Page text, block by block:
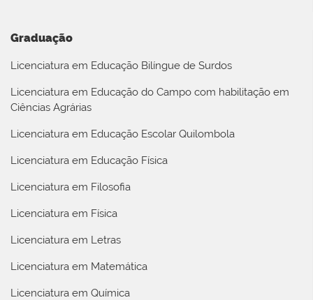
Graduação
Licenciatura em Educação Bilíngue de Surdos
Licenciatura em Educação do Campo com habilitação em
Ciências Agrárias
Licenciatura em Educação Escolar Quilombola
Licenciatura em Educação Física
Licenciatura em Filosofia
Licenciatura em Física
Licenciatura em Letras
Licenciatura em Matemática
Licenciatura em Química